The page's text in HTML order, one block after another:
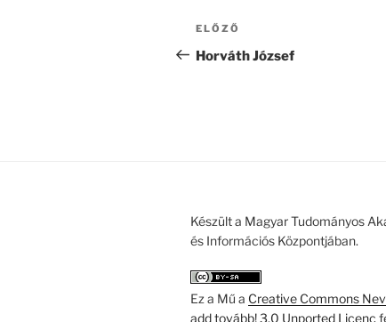
Bejegyzés
navigáció
Korábbi
bejegyzés
ELŐZŐ
Horváth József
Készült a Magyar Tudományos
és Információs Központjában.
Ez a Mű a Creative Commons
add tovább! 3.0 Unported Licenc